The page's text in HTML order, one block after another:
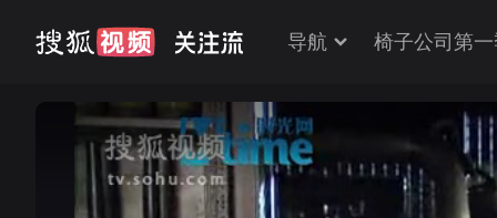
导航 椅子公司第